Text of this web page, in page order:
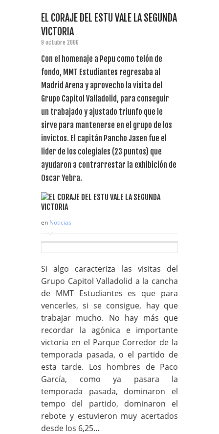
EL CORAJE DEL ESTU VALE LA SEGUNDA
VICTORIA
9 octubre 2006
Con el homenaje a Pepu como telón de
fondo, MMT Estudiantes regresaba al
Madrid Arena y aprovecho la visita del
Grupo Capitol Valladolid, para conseguir
un trabajado y ajustado triunfo que le
sirve para mantenerse en el grupo de los
invictos. El capitán Pancho Jasen fue el
lider de los colegiales (23 puntos) que
ayudaron a contrarrestar la exhibición de
Oscar Yebra.
en Noticias
Si algo caracteriza las visitas del
Grupo Capitol Valladolid a la cancha
de MMT Estudiantes es que para
vencerles, si se consigue, hay que
trabajar mucho. No hay más que
recordar la agónica e importante
victoria en el Parque Corredor de la
temporada pasada, o el partido de
esta tarde. Los hombres de Paco
García, como ya pasara la
temporada pasada, dominaron el
tempo del partido, dominaron el
rebote y estuvieron muy acertados
desde los 6,25…